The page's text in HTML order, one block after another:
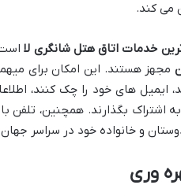
می کند.
خدمات اتاق هتل شانگری لا
مجهز هستند. این امکان برای
ایمیل های خود را چک کنند،
اشتراک بگذارند. همچنین، تلفن
دوستان و خانواده خود در سراسر
وری